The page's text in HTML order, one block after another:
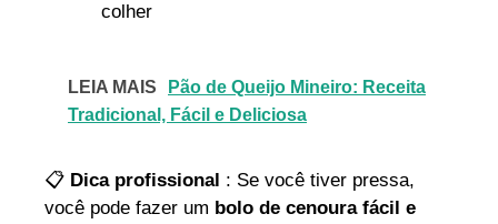
colher
LEIA MAIS
Pão de Queijo Mineiro: Receita
Tradicional, Fácil e Deliciosa
📋 Dica profissional : Se você tiver pressa,
você pode fazer um bolo de cenoura fácil e